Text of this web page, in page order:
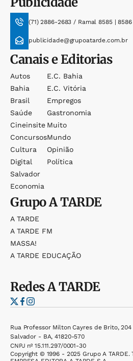
(71) 2886-2683 / Ramal 8585 | 8586
publicidade@grupoatarde.com.br
Canais e Editorias
Autos
Bahia
Brasil
Saúde
Cineinsite
Concursos
Cultura
Digital
Salvador
Economia
E.c. Bahia
E.c. Vitória
Empregos
Gastronomia
Muito
Mundo
Opinião
Política
GrupoA TARDE
A TARDE
A TARDE FM
MASSA!
A TARDE EDUCAÇÃO
RedesA TARDE
Rua Professor Milton Cayres de Brito,
Salvador - BA, 41820-570
CNPJ nº 15.111.297/0001-30
Copyright © 1996 - 2025 Grupo A